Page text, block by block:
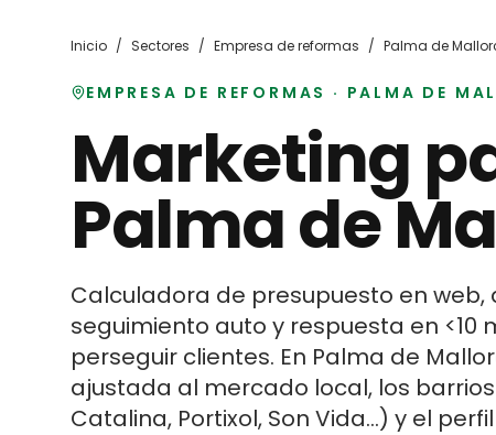
Inicio / Sectores / Empresa de reformas / Palma de
EMPRESA DE REFORMAS · PALMA DE
Marketing
Palma de
Calculadora de presupuesto en web,
seguimiento auto y respuesta en
perseguir clientes. En Palma de
ajustada al mercado local, los
Catalina, Portixol, Son Vida…) y el